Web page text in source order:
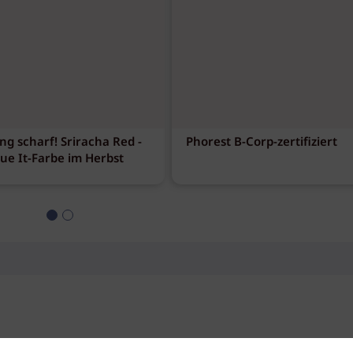
scharf! Sriracha Red -
It-Farbe im Herbst
Phorest B-Corp-zertifiziert